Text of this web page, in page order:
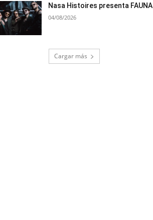
Nasa Histoires presenta FAUNA
04/08/2026
Cargar más